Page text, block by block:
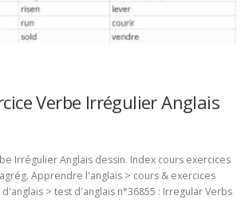
Verbe Irrégulier Anglais
Irrégulier Anglais dessin. Index cours exercices
Apprendre l'anglais > cours & exercices
> test d'anglais n°36855 : Irregular Verbs